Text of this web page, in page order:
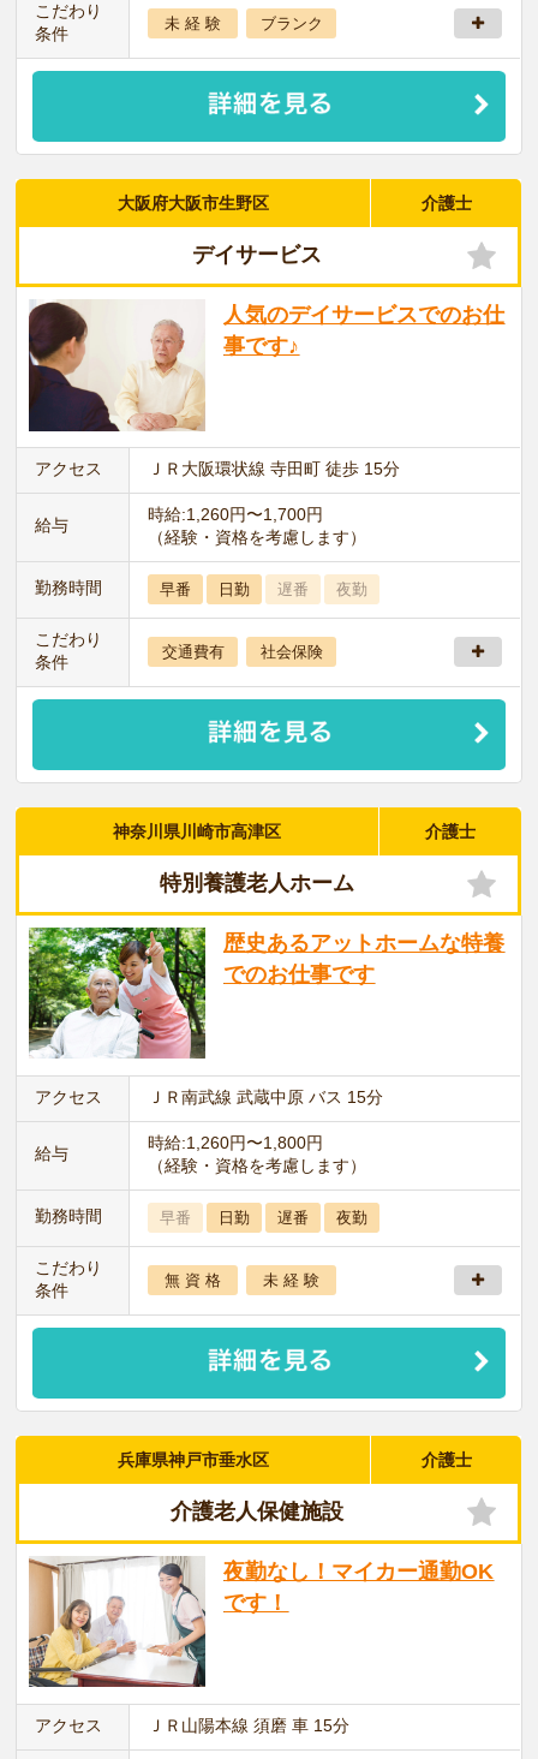
こだわり
条件
未 経 験 ブランク
大阪府大阪市生野区 介護士
デイサービス
人気のデイサービスでのお仕
事です♪
アクセス ＪＲ大阪環状線 寺田町 徒歩 15分
給与
時給:1,260円〜1,700円
（経験・資格を考慮します）
勤務時間 早番 日勤 遅番 夜勤
こだわり
条件
交通費有 社会保険
神奈川県川崎市高津区 介護士
特別養護老人ホーム
歴史あるアットホームな特養
でのお仕事です
アクセス ＪＲ南武線 武蔵中原 バス 15分
給与
時給:1,260円〜1,800円
（経験・資格を考慮します）
勤務時間 早番 日勤 遅番 夜勤
こだわり
条件
無 資 格 未 経 験
兵庫県神戸市垂水区 介護士
介護老人保健施設
夜勤なし！マイカー通勤OK
です！
アクセス ＪＲ山陽本線 須磨 車 15分